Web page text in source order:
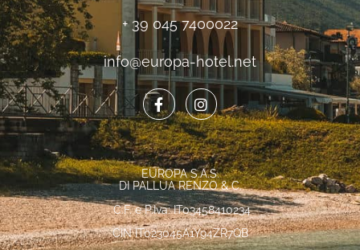
+ 39 045 7400022
info@europa-hotel.net
EUROPA S.A.S.
DI PALLUA RENZO & C.
C.F. e P.Iva: IT03458410234
CIN IT023045A1Y94ZR7QB